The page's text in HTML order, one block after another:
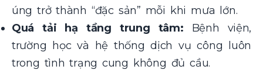
úng trở thành “đặc sản” mỗi khi mưa lớn.
Quá tải hạ tầng trung tâm: Bệnh viện,
trường học và hệ thống dịch vụ công luôn
trong tình trạng cung không đủ cầu.